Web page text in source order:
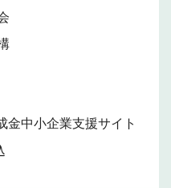
金中小企業支援サイト